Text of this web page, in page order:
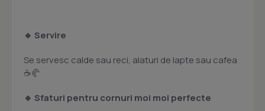
🔹 Servire
Se servesc calde sau reci, alaturi de lapte sau cafea
☕🥐
🔹 Sfaturi pentru cornuri moi moi perfecte